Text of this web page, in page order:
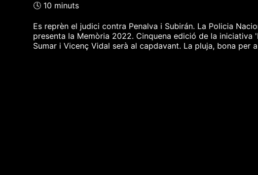
🕓 10 minuts
Es reprèn el judici contra Penalva i Subirán. La Policia
presenta la Memòria 2022. Cinquena edició de la iniciativa
Sumar i Vicenç Vidal serà al capdavant. La pluja, bona